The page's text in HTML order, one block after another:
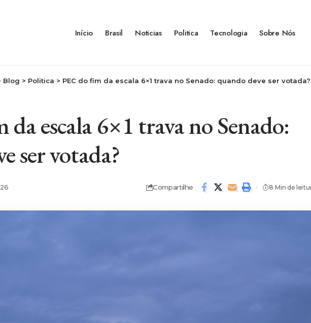
Início Brasil Noticias Politica Tecnologia Sobre Nós
Blog > Politica > PEC do fim da escala 6×1 trava no Senado: quando deve ser votada?
escala 6×1 trava no Senado:
ser votada?
Compartilhe 8 Min de